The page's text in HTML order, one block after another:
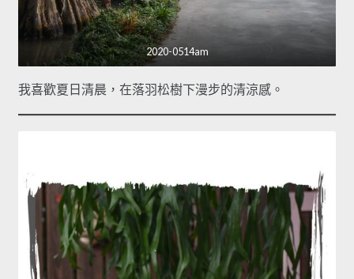
2020-0514am
我喜歡夏日清晨，在落羽松樹下漫步的清涼感。